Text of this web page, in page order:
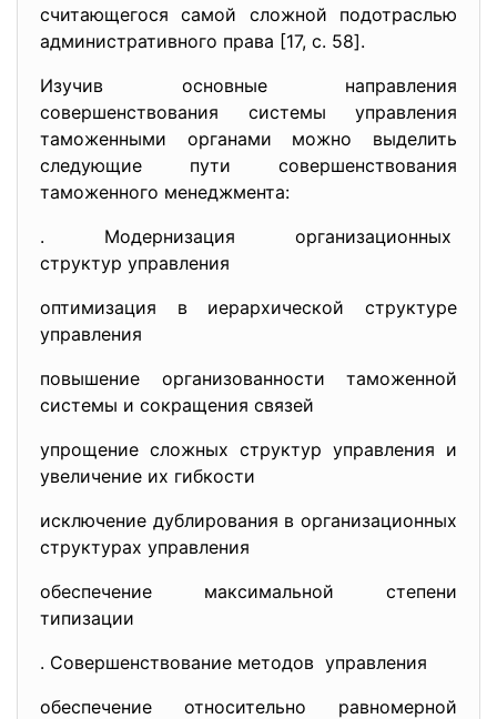
считающегося самой сложной подотраслью
административного права [17, c. 58].
Изучив основные направления
совершенствования системы управления
таможенными органами можно выделить
следующие пути совершенствования
таможенного менеджмента:
. Модернизация организационных
структур управления
оптимизация в иерархической структуре
управления
повышение организованности таможенной
системы и сокращения связей
упрощение сложных структур управления и
увеличение их гибкости
исключение дублирования в организационных
структурах управления
обеспечение максимальной степени
типизации
. Совершенствование методов управления
обеспечение относительно равномерной